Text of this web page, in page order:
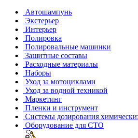
Автошампунь
Экстерьер
Интерьер
Полировка
Полировальные машинки
Защитные составы
Расходные материалы
Наборы
Уход за мотоциклами
Уход за водной техникой
Маркетинг
Пленки и инструмент
Системы дозирования
Оборудование для СТО